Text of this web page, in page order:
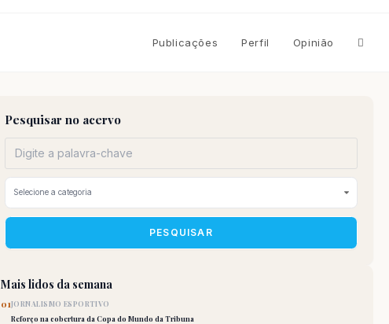
Publicações Perfil Opinião
Pesquisar no acervo
PESQUISAR
Mais lidos da semana
01JORNALISMO ESPORTIVO
Reforço na cobertura da Copa do Mundo da Tribuna